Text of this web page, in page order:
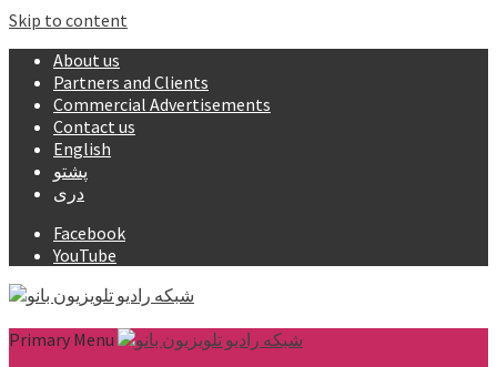
Skip to content
About us
Partners and Clients
Commercial Advertisements
Contact us
English
پشتو
دری
Facebook
YouTube
Primary Menu